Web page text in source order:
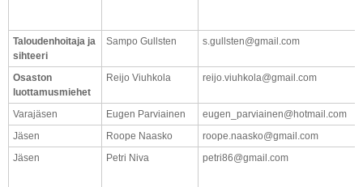
Taloudenhoitaja ja
sihteeri
Sampo Gullsten s.gullsten@gmail.com
Osaston
luottamusmiehet
Reijo Viuhkola reijo.viuhkola@gmail.com
Varajäsen Eugen Parviainen
eugen_parviainen@hotmail.com
Jäsen
Roope Naasko
roope.naasko@gmail.com
Jäsen
Petri Niva petri86@gmail.com